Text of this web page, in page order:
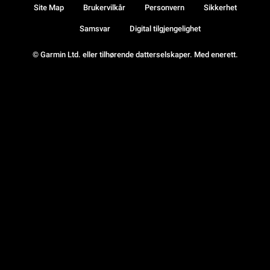
© Garmin Ltd. eller tilhørende datterselskaper. Med enerett.
Site Map Brukervilkår Personvern Sikkerhet
Samsvar Digital tilgjengelighet